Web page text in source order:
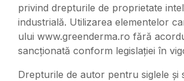
privind drepturile de proprietate
industrială. Utilizarea elementelor
ului www.greenderma.ro fără
sancționată conform legislației în
Drepturile de autor pentru siglele și